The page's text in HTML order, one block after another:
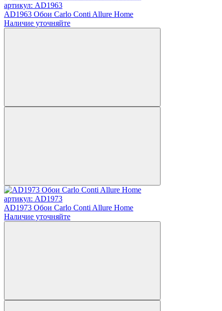
артикул: AD1963
AD1963 Обои Carlo Conti Allure Home
Наличие уточняйте
артикул: AD1973
AD1973 Обои Carlo Conti Allure Home
Наличие уточняйте